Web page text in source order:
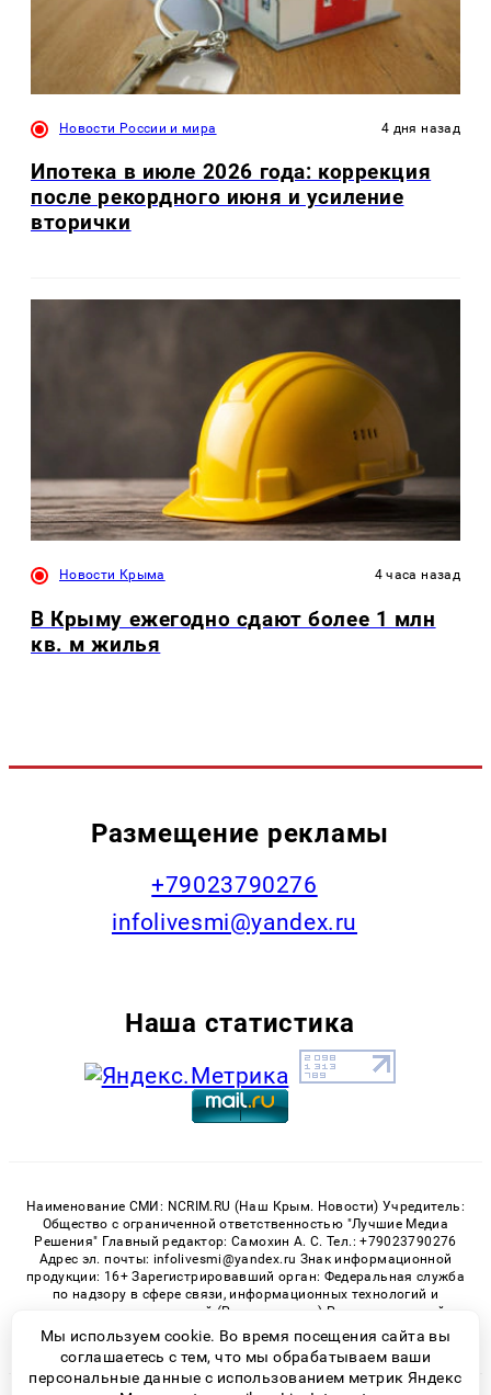
Новости России и мира 4 дня назад
Ипотека в июле 2026 года: коррекция
после рекордного июня и усиление
вторички
Новости Крыма 4 часа назад
В Крыму ежегодно сдают более 1 млн
кв. м жилья
Размещение рекламы
+79023790276
infolivesmi@yandex.ru
Наша статистика
Наименование СМИ: NCRIM.RU (Наш Крым. Новости) Учредитель:
Общество с ограниченной ответственностью "Лучшие Медиа
Решения" Главный редактор: Самохин А. С. Тел.: +79023790276
Адрес эл. почты: infolivesmi@yandex.ru Знак информационной
продукции: 16+ Зарегистрировавший орган: Федеральная служба
по надзору в сфере связи, информационных технологий и
массовых коммуникаций (Роскомнадзор) Регистрационный
номер СМИ ЭЛ № ФС 77 - 81150 от 02.06.2021
Мы используем cookie. Во время посещения сайта вы
соглашаетесь с тем, что мы обрабатываем ваши
персональные данные с использованием метрик Яндекс